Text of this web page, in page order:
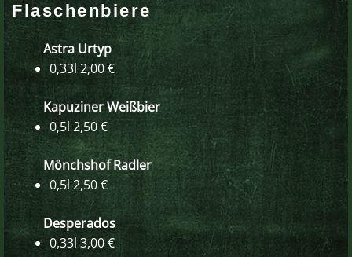
Flaschenbiere
Astra Urtyp
0,33l 2,00 €
Kapuziner Weißbier
0,5l 2,50 €
Mönchshof Radler
0,5l 2,50 €
Desperados
0,33l 3,00 €